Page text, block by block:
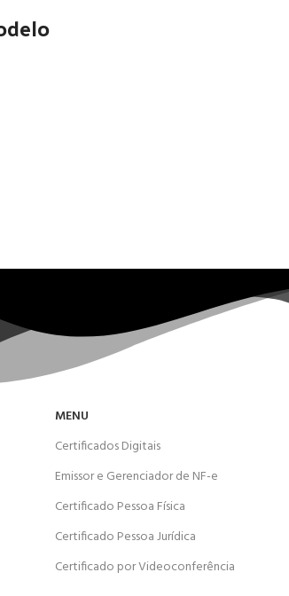
MENU
Certificados Digitais
Emissor e Gerenciador de NF-e
Certificado Pessoa Física
Certificado Pessoa Jurídica
Certificado por Videoconferência